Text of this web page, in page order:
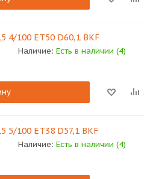
4/100 ET50 D60,1 BKF
Наличие: Есть в наличии (4)
5/100 ET38 D57,1 BKF
Наличие: Есть в наличии (4)